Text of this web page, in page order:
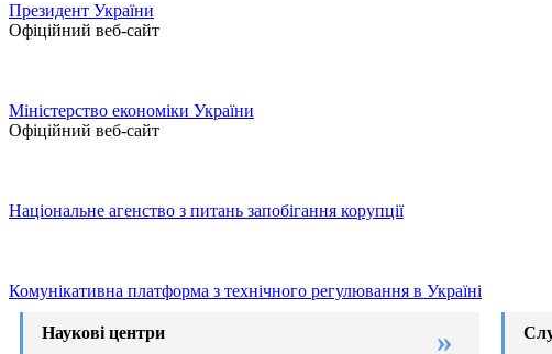
Президент України
Офіційний веб-сайт
Міністерство економіки України
Офіційний веб-сайт
Національне агенство з питань запобігання корупції
Комунікативна платформа з технічного регулювання в Україні
Наукові центри